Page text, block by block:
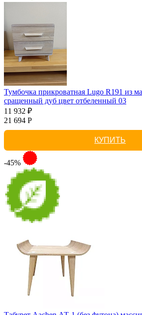
Тумбочка прикроватная Lugo R191 из
сращенный дуб цвет отбеленный 03
11 932 ₽
21 694 Р
КУПИТЬ
-45%